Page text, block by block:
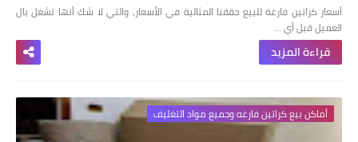
أسعار كراتين فارغة للبيع حققنا المثالية في الأسعار، والتي لا شك أنها تشغل بال
العميل قبل أي …
قراءة المزيد
أماكن بيع كراتين فارغه وجميع مواد التغليف